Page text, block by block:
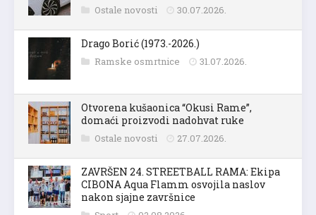
Ostale novosti 30.07.2026.
Drago Borić (1973.-2026.)
Ramske osmrtnice 31.07.2026.
Otvorena kušaonica “Okusi Rame”,
domaći proizvodi nadohvat ruke
Ostale novosti 27.07.2026.
ZAVRŠEN 24. STREETBALL RAMA: Ekipa
CIBONA Aqua Flamm osvojila naslov
nakon sjajne završnice